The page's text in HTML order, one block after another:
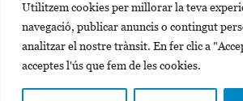
Utilitzem cookies per millorar la teva
navegació, publicar anuncis o contingut
analitzar el nostre trànsit. En fer clic a
acceptes l'ús que fem de les cookies.